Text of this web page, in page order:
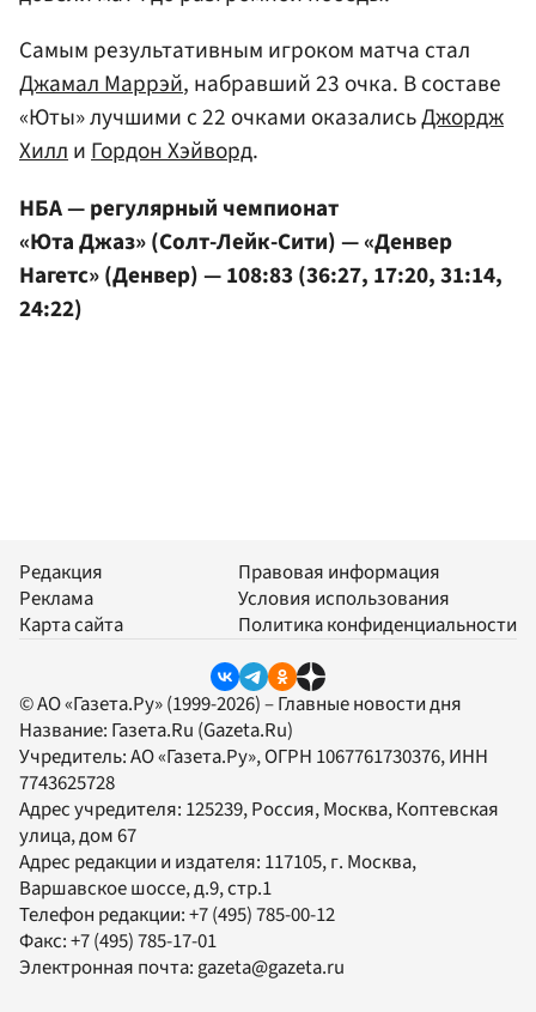
Самым результативным игроком матча стал
Джамал Маррэй, набравший 23 очка. В составе
«Юты» лучшими с 22 очками оказалисьДжордж
ХиллиГордон Хэйворд.
НБА — регулярный чемпионат
«Юта Джаз» (Солт-Лейк-Сити) — «Денвер
Нагетс» (Денвер) — 108:83 (36:27, 17:20, 31:14,
24:22)
Редакция
Реклама
Карта сайта
Правовая информация
Условия использования
Политика конфиденциальности
© АО «Газета.Ру» (1999-2026) – Главные новости дня
Название: Газета.Ru (Gazeta.Ru)
Учредитель:АО «Газета.Ру», ОГРН 1067761730376, ИНН
7743625728
Адрес учредителя: 125239, Россия, Москва, Коптевская
улица, дом 67
Адрес редакции и издателя: 117105, г. Москва,
Варшавское шоссе, д.9, стр.1
Телефон редакции:+7 (495) 785-00-12
Факс:+7 (495) 785-17-01
Электронная почта:gazeta@gazeta.ru